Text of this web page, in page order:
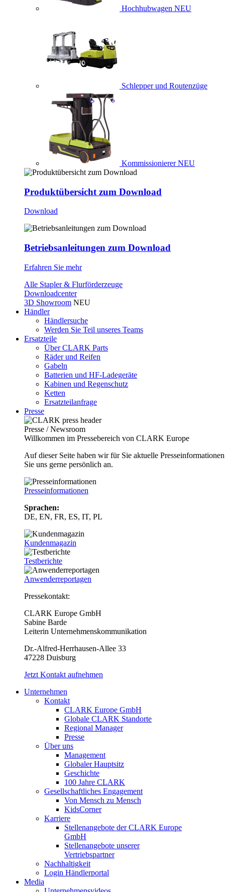
Hochhubwagen NEU
Schlepper und Routenzüge
Kommissionierer NEU
Produktübersicht zum Download
Download
Betriebsanleitungen zum Download
Erfahren Sie mehr
Alle Stapler & Flurförderzeuge
Downloadcenter
3D Showroom NEU
Händler
Händlersuche
Werden Sie Teil unseres Teams
Ersatzteile
Über CLARK Parts
Räder und Reifen
Gabeln
Batterien und HF-Ladegeräte
Kabinen und Regenschutz
Ketten
Ersatzteilanfrage
Presse
Presse / Newsroom
Willkommen im Pressebereich von CLARK Europe
Auf dieser Seite haben wir für Sie aktuelle
Sie uns gerne persönlich an.
Presseinformationen
Sprachen:
DE, EN, FR, ES, IT, PL
Kundenmagazin
Testberichte
Anwenderreportagen
Pressekontakt:
CLARK Europe GmbH
Sabine Barde
Leiterin Unternehmenskommunikation
Dr.-Alfred-Herrhausen-Allee 33
47228 Duisburg
Jetzt Kontakt aufnehmen
Unternehmen
Kontakt
CLARK Europe GmbH
Globale CLARK Standorte
Regional Manager
Presse
Über uns
Management
Globaler Hauptsitz
Geschichte
100 Jahre CLARK
Gesellschaftliches Engagement
Von Mensch zu Mensch
KidsCorner
Karriere
Stellenangebote der CLARK Europe
GmbH
Stellenangebote unserer
Vertriebspartner
Nachhaltigkeit
Login Händlerportal
Media